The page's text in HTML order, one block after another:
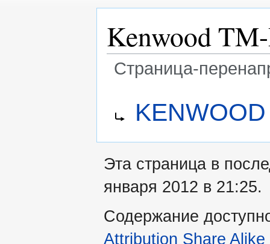
Kenwood
Страница-
навигации
поиску
Эта страница в
января 2012 в 21:25.
Содержание
Attribution Share Alike